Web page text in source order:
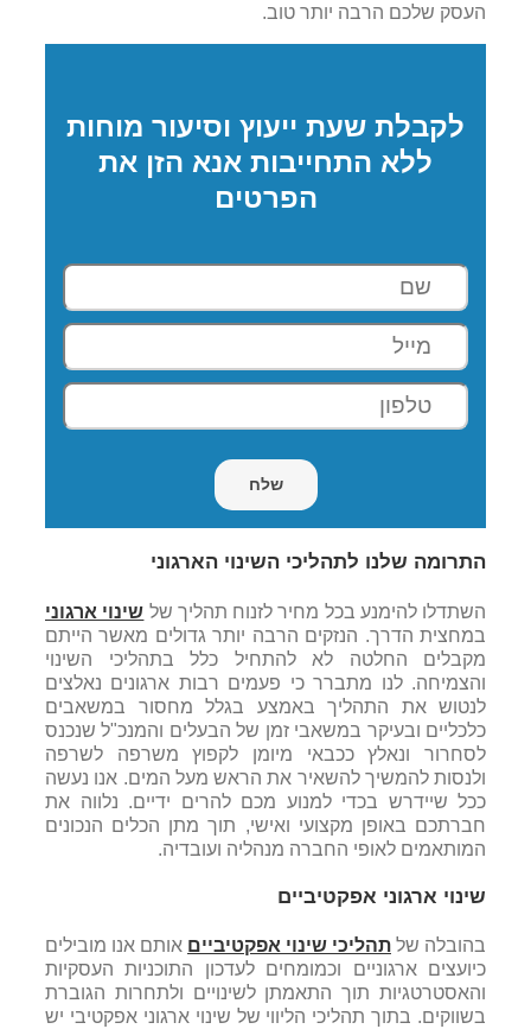
העסק שלכם הרבה יותר טוב.
לקבלת שעת ייעוץ וסיעור מוחות
ללא התחייבות אנא הזן את
הפרטים
התרומה שלנו לתהליכי השינוי הארגוני
השתדלו להימנע בכל מחיר לזנוח תהליך של שינוי ארגוני
במחצית הדרך. הנזקים הרבה יותר גדולים מאשר הייתם
מקבלים החלטה לא להתחיל כלל בתהליכי השינוי
והצמיחה. לנו מתברר כי פעמים רבות ארגונים נאלצים
לנטוש את התהליך באמצע בגלל מחסור במשאבים
כלכליים ובעיקר במשאבי זמן של הבעלים והמנכ"ל שנכנס
לסחרור ונאלץ ככבאי מיומן לקפוץ משרפה לשרפה
ולנסות להמשיך להשאיר את הראש מעל המים. אנו נעשה
ככל שיידרש בכדי למנוע מכם להרים ידיים. נלווה את
חברתכם באופן מקצועי ואישי, תוך מתן הכלים הנכונים
המותאמים לאופי החברה מנהליה ועובדיה.
שינוי ארגוני אפקטיביים
בהובלה של תהליכי שינוי אפקטיביים אותם אנו מובילים
כיועצים ארגוניים וכמומחים לעדכון התוכניות העסקיות
והאסטרטגיות תוך התאמתן לשינויים ולתחרות הגוברת
בשווקים. בתוך תהליכי הליווי של שינוי ארגוני אפקטיבי יש